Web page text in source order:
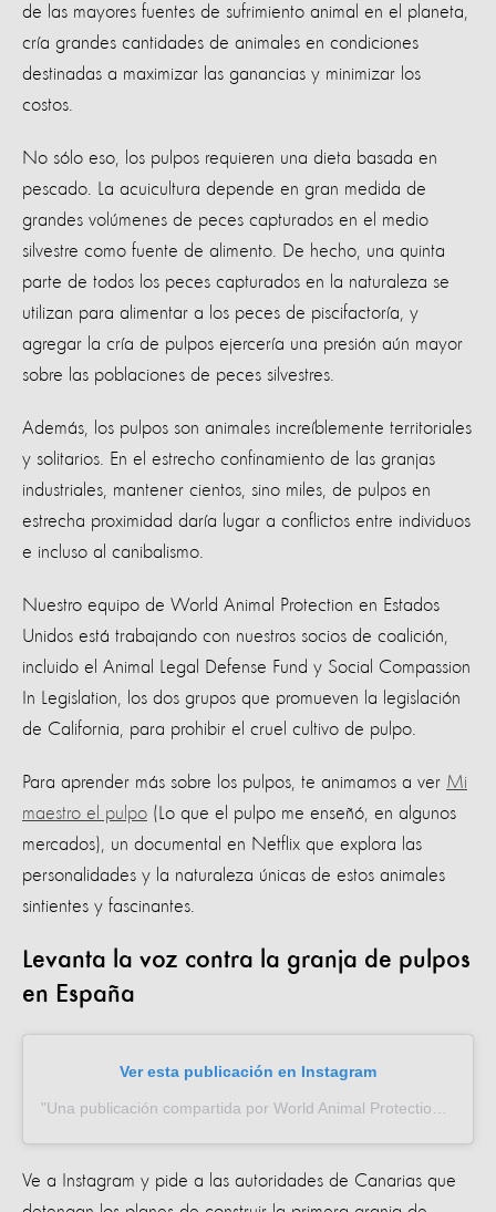
de las mayores fuentes de sufrimiento animal en el planeta,
cría grandes cantidades de animales en condiciones
destinadas a maximizar las ganancias y minimizar los
costos.
No sólo eso, los pulpos requieren una dieta basada en
pescado. La acuicultura depende en gran medida de
grandes volúmenes de peces capturados en el medio
silvestre como fuente de alimento. De hecho, una quinta
parte de todos los peces capturados en la naturaleza se
utilizan para alimentar a los peces de piscifactoría, y
agregar la cría de pulpos ejercería una presión aún mayor
sobre las poblaciones de peces silvestres.
Además, los pulpos son animales increíblemente territoriales
y solitarios. En el estrecho confinamiento de las granjas
industriales, mantener cientos, sino miles, de pulpos en
estrecha proximidad daría lugar a conflictos entre individuos
e incluso al canibalismo.
Nuestro equipo de World Animal Protection en Estados
Unidos está trabajando con nuestros socios de coalición,
incluido el Animal Legal Defense Fund y Social Compassion
In Legislation, los dos grupos que promueven la legislación
de California, para prohibir el cruel cultivo de pulpo.
Para aprender más sobre los pulpos, te animamos a ver Mi
maestro el pulpo (Lo que el pulpo me enseñó, en algunos
mercados), un documental en Netflix que explora las
personalidades y la naturaleza únicas de estos animales
sintientes y fascinantes.
Levanta la voz contra la granja de pulpos
en España
Ver esta publicación en Instagram
Una publicación compartida por World Animal Protection (Español) (@proteccion_animal_mundial)
Ve a Instagram y pide a las autoridades de Canarias que